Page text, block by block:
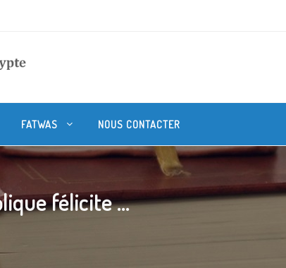
FATWAS NOUS CONTACTER
félicite ...